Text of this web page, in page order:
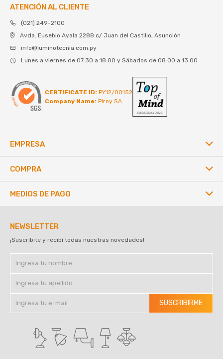
ATENCIÓN AL CLIENTE
(021) 249-2100
Avda. Eusebio Ayala 2288 c/ Juan del Castillo, Asunción
info@luminotecnia.com.py
Lunes a viernes de 07:30 a 18:00 y Sábados de 08:00 a 13:00
CERTIFICATE ID: PY12/00152
Company Name: Piroy SA
EMPRESA
COMPRA
NEWSLETTER
¡Suscribite y recibí todas nuestras novedades!
SUSCRIBIRME
MEDIOS DE PAGO